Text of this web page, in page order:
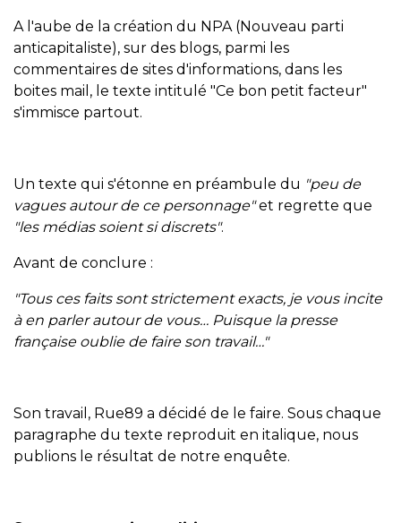
A l'aube de la création du NPA (Nouveau parti
anticapitaliste), sur des blogs, parmi les
commentaires de sites d'informations, dans les
boites mail, le texte intitulé "Ce bon petit facteur"
s'immisce partout.
Un texte qui s'étonne en préambule du "peu de
vagues autour de ce personnage"et regrette que
"les médias soient si discrets".
Avant de conclure :
"Tous ces faits sont strictement exacts, je vous incite
à en parler autour de vous… Puisque la presse
française oublie de faire son travail…"
Son travail, Rue89 a décidé de le faire. Sous chaque
paragraphe du texte reproduit en italique, nous
publions le résultat de notre enquête.